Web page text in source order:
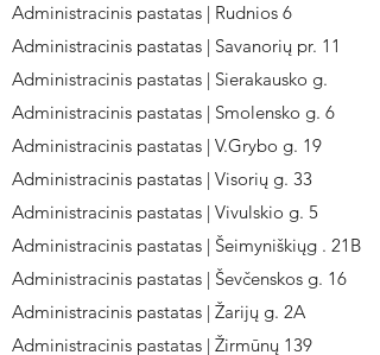
Administracinis pastatas | Rudnios 6
Administracinis pastatas | Savanorių pr. 11
Administracinis pastatas | Sierakausko g.
Administracinis pastatas | Smolensko g. 6
Administracinis pastatas | V.Grybo g. 19
Administracinis pastatas | Visorių g. 33
Administracinis pastatas | Vivulskio g. 5
Administracinis pastatas | Šeimyniškiųg . 21B
Administracinis pastatas | Ševčenskos g. 16
Administracinis pastatas | Žarijų g. 2A
Administracinis pastatas | Žirmūnų 139